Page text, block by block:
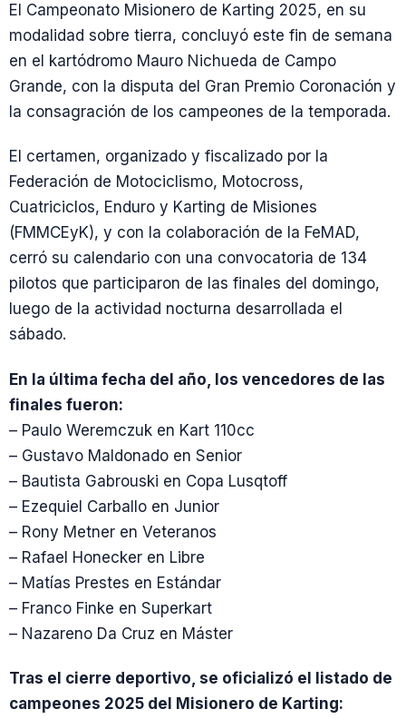
El Campeonato Misionero de Karting 2025, en su
modalidad sobre tierra, concluyó este fin de semana
en el kartódromo Mauro Nichueda de Campo
Grande, con la disputa del Gran Premio Coronación y
la consagración de los campeones de la temporada.
El certamen, organizado y fiscalizado por la
Federación de Motociclismo, Motocross,
Cuatriciclos, Enduro y Karting de Misiones
(FMMCEyK), y con la colaboración de la FeMAD,
cerró su calendario con una convocatoria de 134
pilotos que participaron de las finales del domingo,
luego de la actividad nocturna desarrollada el
sábado.
En la última fecha del año, los vencedores de las
finales fueron:
– Paulo Weremczuk en Kart 110cc
– Gustavo Maldonado en Senior
– Bautista Gabrouski en Copa Lusqtoff
– Ezequiel Carballo en Junior
– Rony Metner en Veteranos
– Rafael Honecker en Libre
– Matías Prestes en Estándar
– Franco Finke en Superkart
– Nazareno Da Cruz en Máster
Tras el cierre deportivo, se oficializó el listado de
campeones 2025 del Misionero de Karting: